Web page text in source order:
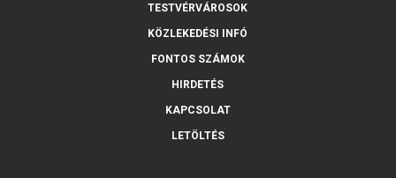
TESTVÉRVÁROSOK
KÖZLEKEDÉSI INFÓ
FONTOS SZÁMOK
HIRDETÉS
KAPCSOLAT
LETÖLTÉS